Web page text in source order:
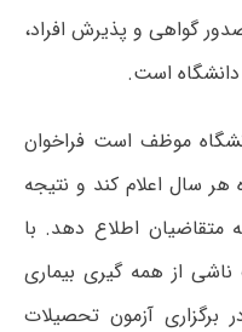
گواهی و پذیرش افراد،
است.
نامه، دانشگاه موظف است فراخوان
هر سال اعلام کند و نتیجه
متقاضیان اطلاع دهد. با
از همه گیری بیماری
در برگزاری آزمون تحصیلات